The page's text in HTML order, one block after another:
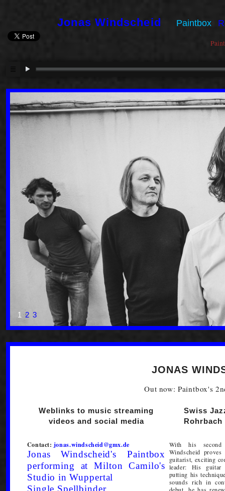
Jonas Windscheid Paintbox
1 2 3
JONAS
Out now: Paintbox's
Weblinks to music streaming
videos and social media
Contact: jonas.windscheid@gmx.de
Jonas Windscheid's Paintbox
performing at Milton Camilo's
Studio in Wuppertal
Single Spellbinder
Swiss
Rohrbach
With his second
Windscheid
guitarist, exciting
leader: His
putting his
sounds rich in
debut, he has